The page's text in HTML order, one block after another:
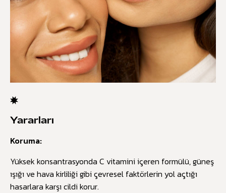
Yararları
Koruma:
Yüksek konsantrasyonda C vitamini içeren formülü, güneş
ışığı ve hava kirliliği gibi çevresel faktörlerin yol açtığı
hasarlara karşı cildi korur.